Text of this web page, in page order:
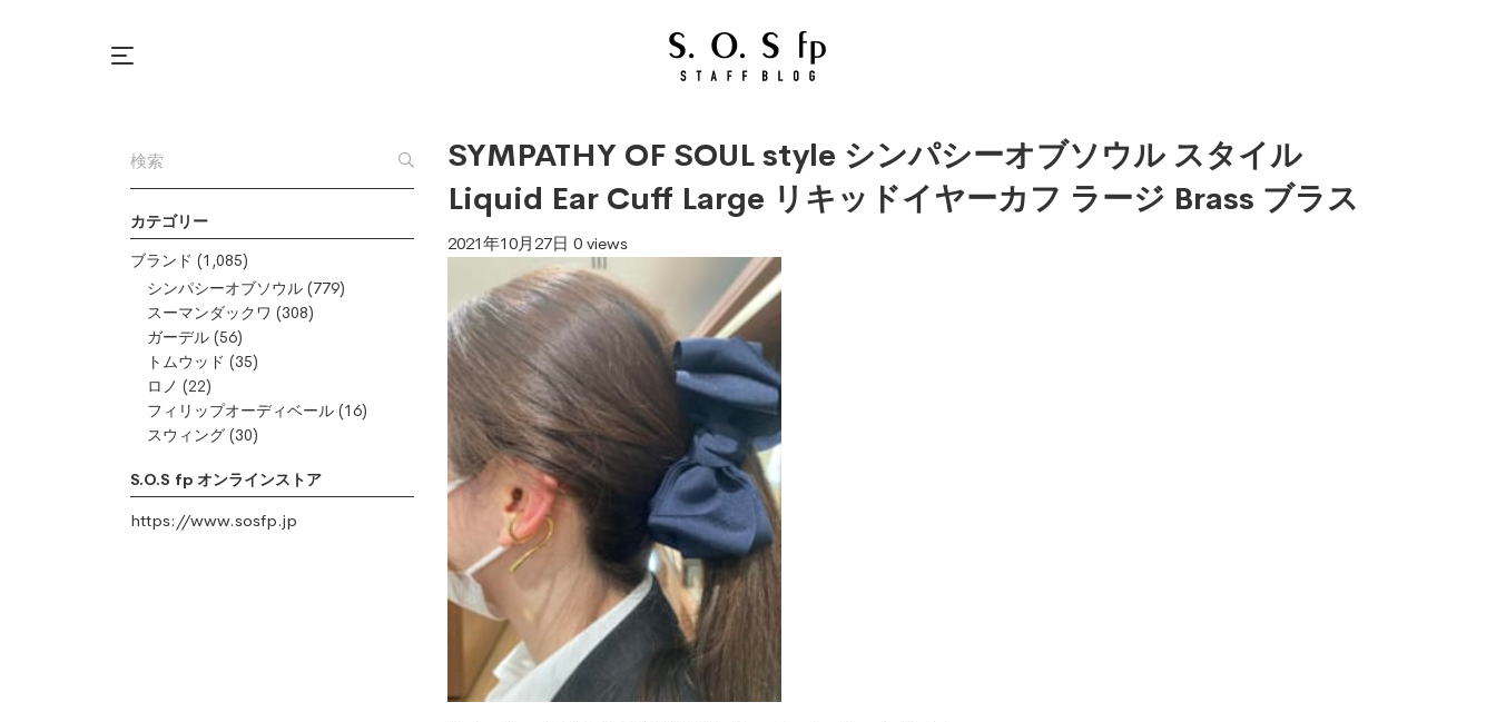
カテゴリー
ブランド (1,085)
シンパシーオブソウル (779)
スーマンダックワ (308)
ガーデル (56)
トムウッド (35)
ロノ (22)
フィリップオーディベール (16)
スウィング (30)
S.O.S fp オンラインストア
https://www.sosfp.jp
SYMPATHY OF SOUL style シンパシーオブソウル スタイル
Liquid Ear Cuff Large リキッドイヤーカフ ラージ Brass ブラス
2021年10月27日 0 views